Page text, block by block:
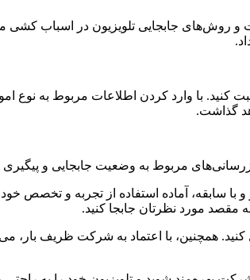
و از جزئیات خدمات و روش‌های جابجایی تلویزیون در
کنید. با وارد کردن اطلاعات مربوط به نوع
گذاشت.
مربوط به وضعیت جابجایی و پیگیری
سابقه، آماده استفاده از تجربه و تخصص
مقصد مورد نظرتان جابجا کنید.
همچنین، با اعتماد به شرکت ظریف بار،